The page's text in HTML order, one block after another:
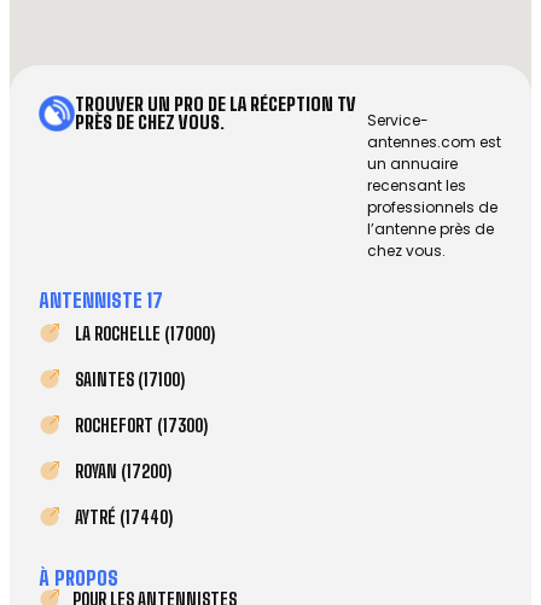
TROUVER UN PRO DE LA RÉCEPTION TV
PRÈS DE CHEZ VOUS.
Service-
antennes.com est
un annuaire
recensant les
professionnels de
l’antenne près de
chez vous.
ANTENNISTE 17
LA ROCHELLE (17000)
SAINTES (17100)
ROCHEFORT (17300)
ROYAN (17200)
AYTRÉ (17440)
À PROPOS
POUR LES ANTENNISTES